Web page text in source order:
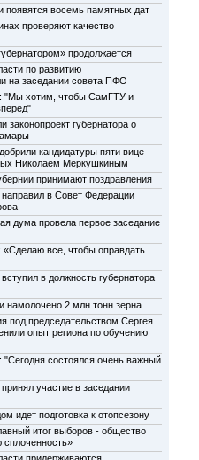
появятся восемь памятных дат
проверяют качество
продолжается
по развитию
на заседании совета ПФО
"Мы хотим, чтобы СамГТУ и
законопроект губернатора о
кандидатуры пяти вице-
Николаем Меркушкиным
принимают поздравления
в Совет Федерации
дума провела первое заседание
все, чтобы оправдать
в должность губернатора
намолочено 2 млн тонн зерна
под председательством Сергея
опыт региона по обучению
состоялся очень важный
участие в заседании
идет подготовка к отопсезону
итог выборов - общество